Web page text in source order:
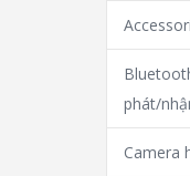
phát/
Camera